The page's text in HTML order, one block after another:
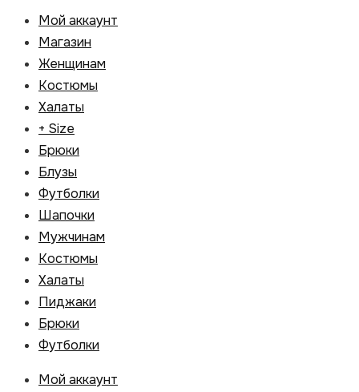
Мой аккаунт
Магазин
Женщинам
Костюмы
Халаты
+ Size
Брюки
Блузы
Футболки
Шапочки
Мужчинам
Костюмы
Халаты
Пиджаки
Брюки
Футболки
Мой аккаунт